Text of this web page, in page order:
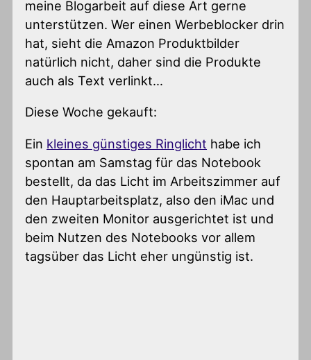
meine Blogarbeit auf diese Art gerne
unterstützen. Wer einen Werbeblocker drin
hat, sieht die Amazon Produktbilder
natürlich nicht, daher sind die Produkte
auch als Text verlinkt…
Diese Woche gekauft:
Ein kleines günstiges Ringlicht habe ich
spontan am Samstag für das Notebook
bestellt, da das Licht im Arbeitszimmer auf
den Hauptarbeitsplatz, also den iMac und
den zweiten Monitor ausgerichtet ist und
beim Nutzen des Notebooks vor allem
tagsüber das Licht eher ungünstig ist.